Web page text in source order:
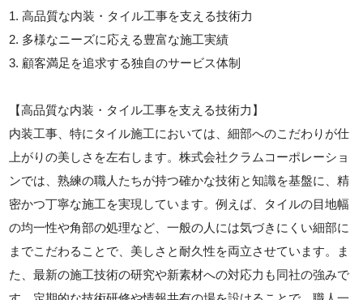
1. 高品質な内装・タイル工事を支える技術力
2. 多様なニーズに応える豊富な施工実績
3. 顧客満足を追求する独自のサービス体制
【高品質な内装・タイル工事を支える技術力】
内装工事、特にタイル施工においては、細部へのこだわりが仕
上がりの美しさを左右します。株式会社クラムコーポレーショ
ンでは、熟練の職人たちが持つ確かな技術と知識を基盤に、精
密かつ丁寧な施工を実現しています。例えば、タイルの目地幅
の均一性や角部の処理など、一般の人には気づきにくい細部に
までこだわることで、美しさと耐久性を両立させています。ま
た、最新の施工技術の研究や新素材への対応力も同社の強みで